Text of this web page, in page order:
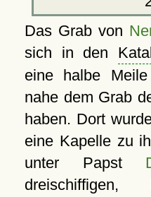
Das Grab von
sich in den
eine halbe
nahe dem Grab
haben. Dort
eine Kapelle zu
unter Papst
dreischiffigen,